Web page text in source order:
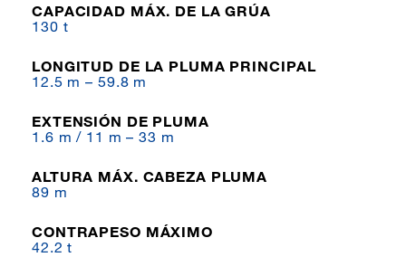
CAPACIDAD MÁX. DE LA GRÚA
130 t
LONGITUD DE LA PLUMA PRINCIPAL
12.5 m – 59.8 m
EXTENSIÓN DE PLUMA
1.6 m / 11 m – 33 m
ALTURA MÁX. CABEZA PLUMA
89 m
CONTRAPESO MÁXIMO
42.2 t